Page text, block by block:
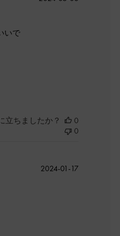
いで
立ちましたか？
0
0
公
2024-01-17